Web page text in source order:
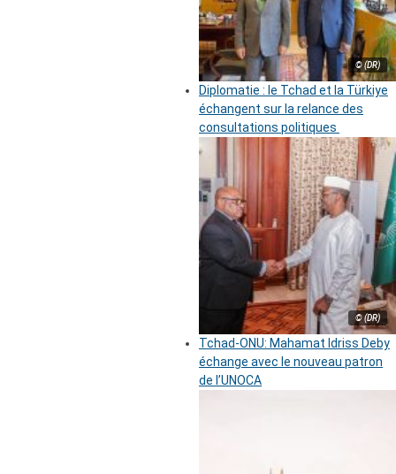
© (DR)
Diplomatie : le Tchad et la Türkiye
échangent sur la relance des
consultations politiques
© (DR)
Tchad-ONU: Mahamat Idriss Deby
échange avec le nouveau patron
de l’UNOCA